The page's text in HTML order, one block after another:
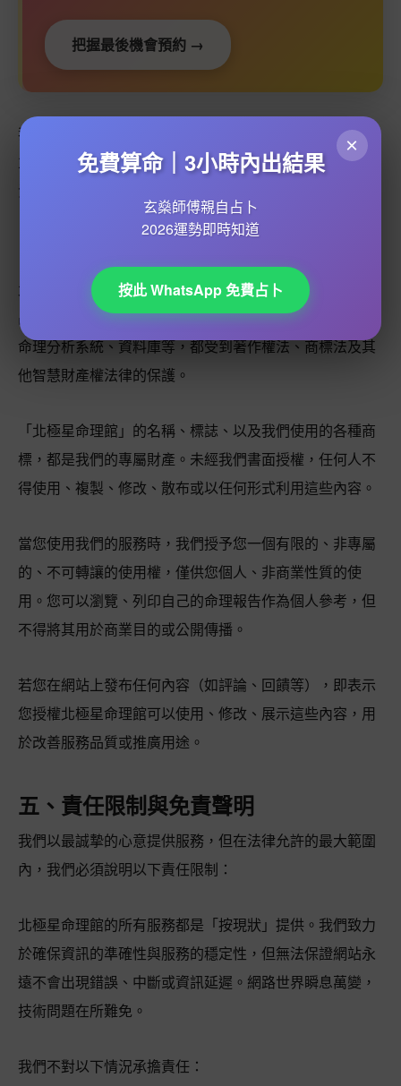
把握最後機會預約 →
我們保留隨時修改、暫停或終止部分或全部服務的權利，
並會盡可能提前通知使用者。在技術維護或不可抗力的情
況下，服務可能會暫時中斷，我們會盡快恢復正常運作。
北極星命理館的每一份內容，都是我們精心編織的智慧結
晶。網站上的所有文字、圖片、設計、排版、軟體程式、
命理分析系統、資料庫等，都受到著作權法、商標法及其
他智慧財產權法律的保護。
「北極星命理館」的名稱、標誌、以及我們使用的各種商
標，都是我們的專屬財產。未經我們書面授權，任何人不
得使用、複製、修改、散布或以任何形式利用這些內容。
當您使用我們的服務時，我們授予您一個有限的、非專屬
的、不可轉讓的使用權，僅供您個人、非商業性質的使
用。您可以瀏覽、列印自己的命理報告作為個人參考，但
不得將其用於商業目的或公開傳播。
若您在網站上發布任何內容（如評論、回饋等），即表示
您授權北極星命理館可以使用、修改、展示這些內容，用
於改善服務品質或推廣用途。
五、責任限制與免責聲明
我們以最誠摯的心意提供服務，但在法律允許的最大範圍
內，我們必須說明以下責任限制：
北極星命理館的所有服務都是「按現狀」提供。我們致力
於確保資訊的準確性與服務的穩定性，但無法保證網站永
遠不會出現錯誤、中斷或資訊延遲。網路世界瞬息萬變，
技術問題在所難免。
我們不對以下情況承擔責任：
×
免費算命｜3小時內出結果
玄燊師傅親自占卜
2026運勢即時知道
按此 WhatsApp 免費占卜